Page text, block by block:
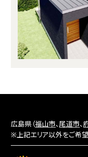
広島県（福山市、尾道市、
※上記エリア以外をご希